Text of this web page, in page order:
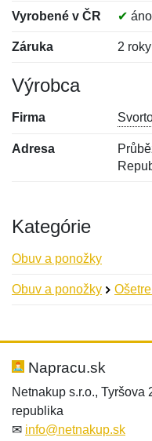
Vyrobené v ČR ✔ áno
Záruka 2 roky
Výrobca
Firma
Adresa
Kategórie
Obuv a ponožky
Obuv a ponožky
Hodnotenie:
Meno:*
Meno:
E-mail:*
Napracu.sk
Netnakup s.r.o., Tyršova
republika
✉ info@netnakup.sk